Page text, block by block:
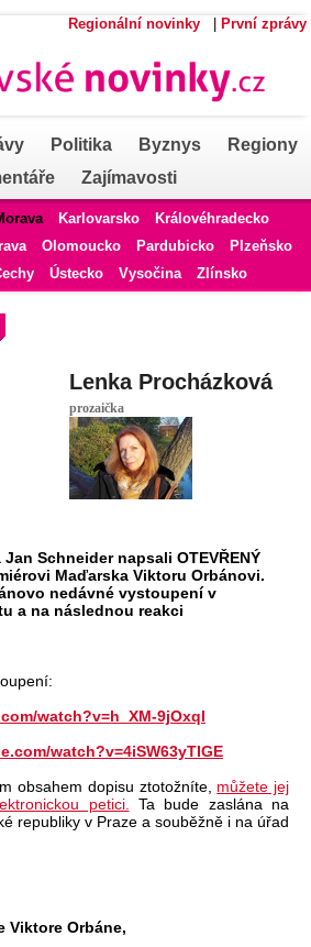
Regionální novinky První zprávy
Politika Byznys
Regiony
Zajímavosti
Karlovarsko
Královéhradecko
Olomoucko Pardubicko
Plzeňsko
Ústecko Vysočina Zlínsko
Lenka Procházková
prozaička
Schneider napsali OTEVŘENÝ
Maďarska Viktoru Orbánovi.
nedávné vystoupení v
a na následnou reakci
watch?v=h_XM-9jOxqI
watch?v=4iSW63yTIGE
obsahem dopisu ztotožníte, můžete jej
petici.
Ta bude zaslána na
republiky v Praze a souběžně i na úřad
Viktore Orbáne,